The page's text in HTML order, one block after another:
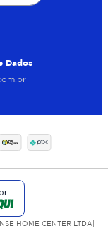
Dados
HOME CENTER LTDA|